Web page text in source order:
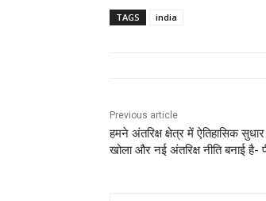
TAGS india
Previous article
हमने अंतरिक्ष क्षेत्र में ऐतिहासिक
खोला और नई अंतरिक्ष नीति बनाई है-